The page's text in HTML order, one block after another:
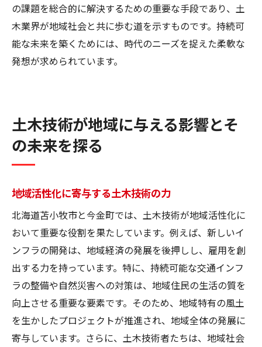
の課題を総合的に解決するための重要な手段であり、土
木業界が地域社会と共に歩む道を示すものです。持続可
能な未来を築くためには、時代のニーズを捉えた柔軟な
発想が求められています。
土木技術が地域に与える影響とそ
の未来を探る
地域活性化に寄与する土木技術の力
北海道苫小牧市と今金町では、土木技術が地域活性化に
おいて重要な役割を果たしています。例えば、新しいイ
ンフラの開発は、地域経済の発展を後押しし、雇用を創
出する力を持っています。特に、持続可能な交通インフ
ラの整備や自然災害への対策は、地域住民の生活の質を
向上させる重要な要素です。そのため、地域特有の風土
を生かしたプロジェクトが推進され、地域全体の発展に
寄与しています。さらに、土木技術者たちは、地域社会